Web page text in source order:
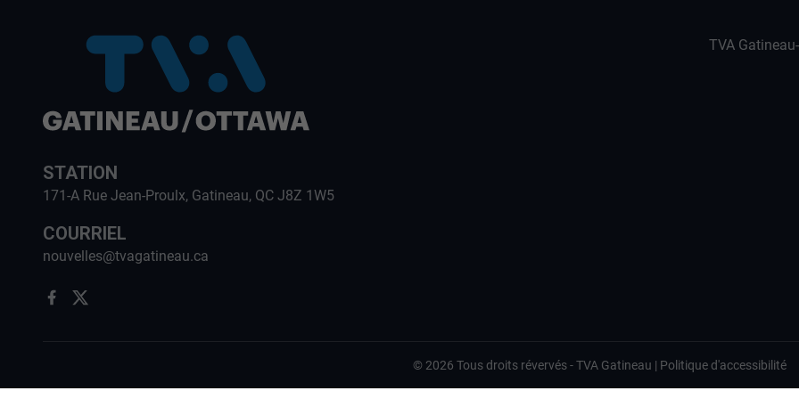
STATION
171-A Rue Jean-Proulx, Gatineau, QC J8Z 1W5
COURRIEL
nouvelles@tvagatineau.ca
TVA
© 2026 Tous droits révervés -TVA Gatineau | Politique d'accessibilité